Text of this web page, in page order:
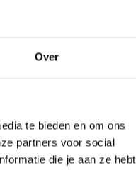
Over
te bieden en om ons
partners voor social
die je aan ze hebt
uitdagende work-
verder
springen. Het
calorieën